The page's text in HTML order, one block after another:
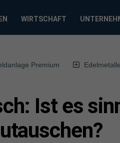
WIRTSCHAFT
Premium Edelmetalle
Ist es